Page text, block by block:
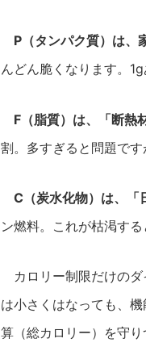
P（タンパク質）は、
んどん脆くなります。1g
F（脂質）は、「断熱
割。多すぎると問題で
C（炭水化物）は、「
ン燃料。これが枯渇す
カロリー制限だけの
は小さくはなっても、
算（総カロリー）を守